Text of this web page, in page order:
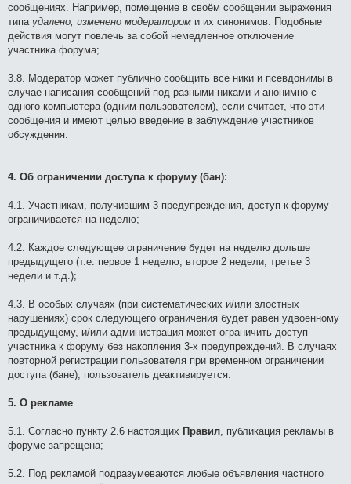
сообщениях. Например, помещение в своём сообщении выражения
типа удалено, изменено модератором и их синонимов. Подобные
действия могут повлечь за собой немедленное отключение
участника форума;
3.8. Модератор может публично сообщить все ники и псевдонимы в
случае написания сообщений под разными никами и анонимно с
одного компьютера (одним пользователем), если считает, что эти
сообщения и имеют целью введение в заблуждение участников
обсуждения.
4. Об ограничении доступа к форуму (бан):
4.1. Участникам, получившим 3 предупреждения, доступ к форуму
ограничивается на неделю;
4.2. Каждое следующее ограничение будет на неделю дольше
предыдущего (т.е. первое 1 неделю, второе 2 недели, третье 3
недели и т.д.);
4.3. В особых случаях (при систематических и/или злостных
нарушениях) срок следующего ограничения будет равен удвоенному
предыдущему, и/или администрация может ограничить доступ
участника к форуму без накопления 3-х предупреждений. В случаях
повторной регистрации пользователя при временном ограничении
доступа (бане), пользователь деактивируется.
5. О рекламе
5.1. Согласно пункту 2.6 настоящих Правил , публикация рекламы в
форуме запрещена;
5.2. Под рекламой подразумеваются любые объявления частного